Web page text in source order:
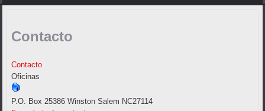
Contacto
Contacto
Oficinas
P.O. Box 25386 Winston Salem NC27114